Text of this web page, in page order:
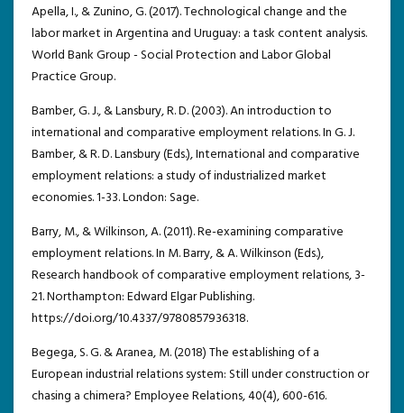
Apella, I., & Zunino, G. (2017). Technological change and the
labor market in Argentina and Uruguay: a task content analysis.
World Bank Group - Social Protection and Labor Global
Practice Group.
Bamber, G. J., & Lansbury, R. D. (2003). An introduction to
international and comparative employment relations. In G. J.
Bamber, & R. D. Lansbury (Eds.), International and comparative
employment relations: a study of industrialized market
economies. 1-33. London: Sage.
Barry, M., & Wilkinson, A. (2011). Re-examining comparative
employment relations. In M. Barry, & A. Wilkinson (Eds.),
Research handbook of comparative employment relations, 3-
21. Northampton: Edward Elgar Publishing.
https://doi.org/10.4337/9780857936318.
Begega, S. G. & Aranea, M. (2018) The establishing of a
European industrial relations system: Still under construction or
chasing a chimera? Employee Relations, 40(4), 600-616.